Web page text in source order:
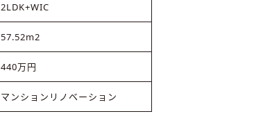
2LDK+WIC
57.52m2
440万円
マンションリノベーション